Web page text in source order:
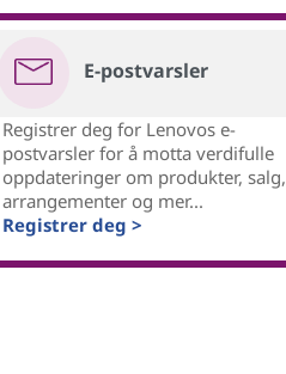
E-postvarsler
Registrer deg for Lenovos e-
postvarsler for å motta verdifulle
oppdateringer om produkter, salg,
arrangementer og mer...
Registrer deg >